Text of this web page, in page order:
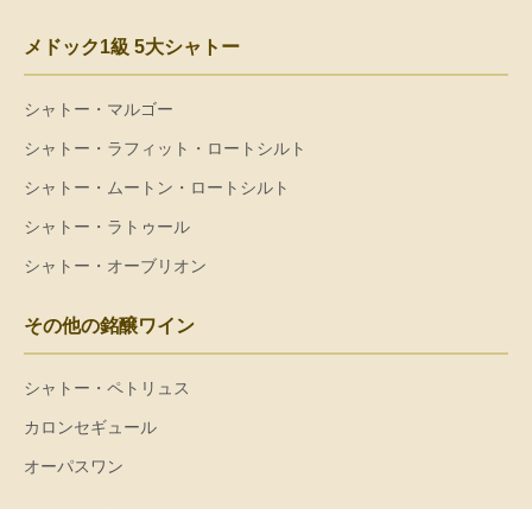
メドック1級 5大シャトー
シャトー・マルゴー
シャトー・ラフィット・ロートシルト
シャトー・ムートン・ロートシルト
シャトー・ラトゥール
シャトー・オーブリオン
その他の銘醸ワイン
シャトー・ペトリュス
カロンセギュール
オーパスワン